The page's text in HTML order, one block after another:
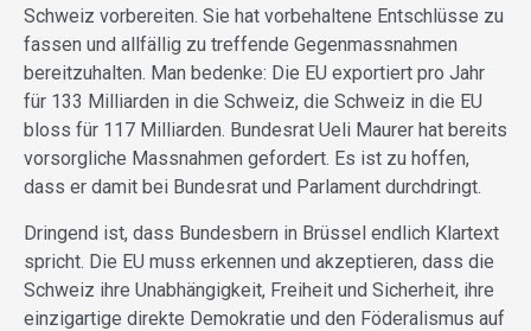
Schweiz vorbereiten. Sie hat vorbehaltene Entschlüsse zu
fassen und allfällig zu treffende Gegenmassnahmen
bereitzuhalten. Man bedenke: Die EU exportiert pro Jahr
für 133 Milliarden in die Schweiz, die Schweiz in die EU
bloss für 117 Milliarden. Bundesrat Ueli Maurer hat bereits
vorsorgliche Massnahmen gefordert. Es ist zu hoffen,
dass er damit bei Bundesrat und Parlament durchdringt.
Dringend ist, dass Bundesbern in Brüssel endlich Klartext
spricht. Die EU muss erkennen und akzeptieren, dass die
Schweiz ihre Unabhängigkeit, Freiheit und Sicherheit, ihre
einzigartige direkte Demokratie und den Föderalismus auf